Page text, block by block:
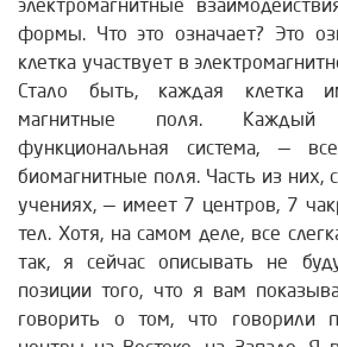
электромагнитные
формы. Что это означает? Это
клетка участвует в
Стало быть, каждая клетка
магнитные поля. Каждый
функциональная система, —
биомагнитные поля. Часть из них,
учениях, — имеет 7 центров, 7
тел. Хотя, на самом деле, все
так, я сейчас описывать не
позиции того, что я вам
говорить о том, что говорили